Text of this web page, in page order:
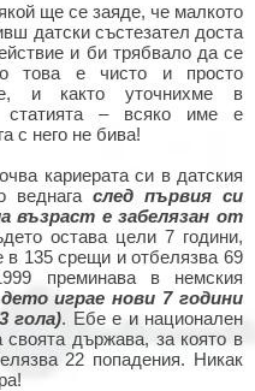
ще се заяде, че малкото
датски състезател доста
и би трябвало да се
това е чисто и просто
и както уточнихме в
статията – всяко име е
с него не бива!
кариерата си в датския
веднага след първия си
възраст е забелязан от
остава цели 7 години,
в 135 срещи и отбелязва 69
преминава в немския
играе нови 7 години
гола). Ебе е и национален
своята държава, за която в
22 попадения. Никак